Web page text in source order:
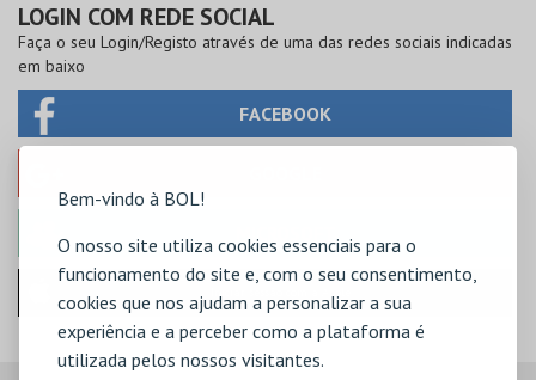
Bem-vindo à BOL!
O nosso site utiliza cookies essenciais para o
funcionamento do site e, com o seu consentimento,
cookies que nos ajudam a personalizar a sua
experiência e a perceber como a plataforma é
utilizada pelos nossos visitantes.
LOGIN COM REDE SOCIAL
Faça o seu Login/Registo através de uma das redes sociais indicadas
em baixo
FACEBOOK
MICROSOFT